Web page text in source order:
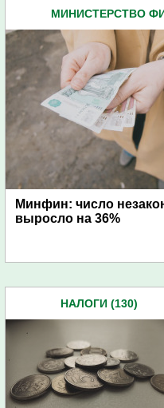
МИНИСТЕРСТВО
Минфин: число
выросло на 36%
НАЛОГИ (130)